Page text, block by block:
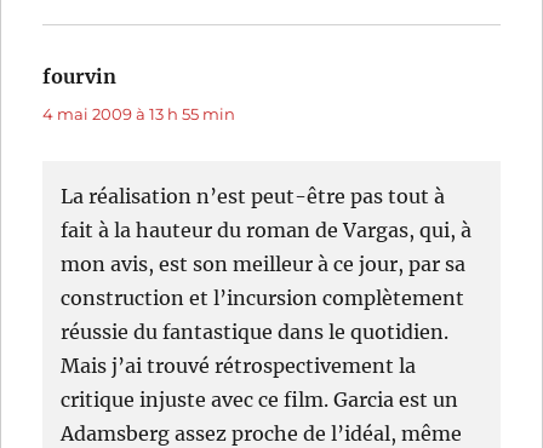
fourvin
4 mai 2009 à 13 h 55 min
La réalisation n’est peut-être pas tout à
fait à la hauteur du roman de Vargas, qui, à
mon avis, est son meilleur à ce jour, par sa
construction et l’incursion complètement
réussie du fantastique dans le quotidien.
Mais j’ai trouvé rétrospectivement la
critique injuste avec ce film. Garcia est un
Adamsberg assez proche de l’idéal, même